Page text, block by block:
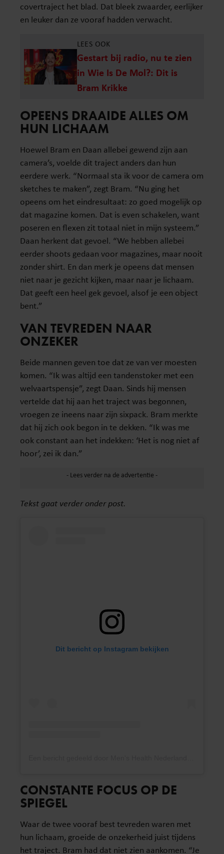
covertraject het blad. Dat bleek zwaarder, eerlijker
en leuker dan ze vooraf hadden verwacht.
LEES OOK
Gestart bij radio, nu te zien
in Wie Is De Mol?: Dit is
Bram Krikke
OPEENS DRAAIDE ALLES OM
HUN LICHAAM
Hoewel Bram en Daan allebei gewend zijn aan
camera’s, voelde dit traject anders dan hun
eerdere werk. “Normaal sta ik voor de camera om
sketches te maken”, zegt Bram. “Nu ging het
opeens om het eindresultaat: zo goed mogelijk op
dat magazine komen. Dat is even schakelen, want
poseren en flexen zit totaal niet in mijn systeem.”
Daan herkent dat gevoel. “We hebben allebei
eerder shoots gedaan voor magazines, maar nooit
zonder shirt. En dan merk je opeens dat mensen
niet naar je gezicht kijken, maar naar je lichaam.
Dat geeft een heel gek gevoel, alsof je een object
bent.”
VAN TEVREDEN NAAR
ONZEKER
Beide mannen geven toe dat ze van ver moesten
komen. “Ik was altijd een tandenstoker met een
welvaartspensje”, zegt Daan. Sinds hij mensen
vertelde dat hij aan het traject was begonnen,
vroegen ze ineens naar zijn sixpack. Bram merkte
dat hij zich ook begon in te dekken. “Ik was me
ook constant aan het indekken: ‘Het is nog niet af
hoor’, zei ik dan.”
Tekst gaat verder onder post.
Dit bericht op Instagram bekijken
CONSTANTE FOCUS OP DE
SPIEGEL
Waar de twee vooraf best tevreden waren met
hun lichaam, groeide de onzekerheid juist tijdens
het traject. Bram had dat niet zien aankomen. “Je